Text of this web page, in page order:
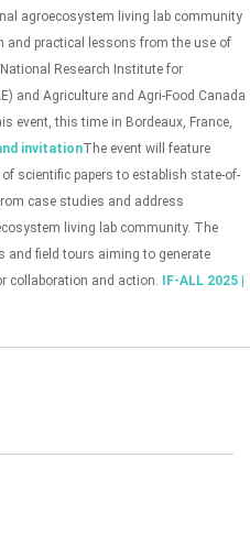
agroecosystem living lab community
and practical lessons from the use of
National Research Institute for
and Agriculture and Agri-Food Canada
event, this time in Bordeaux, France,
invitationThe event will feature
scientific papers to establish state-of-
case studies and address
living lab community. The
and field tours aiming to generate
collaboration and action.
IF-ALL 2025 |